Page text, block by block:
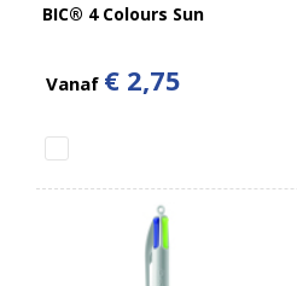
BIC® 4 Colours Sun
Vanaf € 2,75